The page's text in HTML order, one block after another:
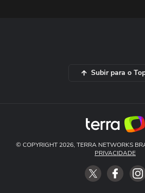
Subir para o
© COPYRIGHT 2026, TERRA NETWORKS
PRIVACIDADE